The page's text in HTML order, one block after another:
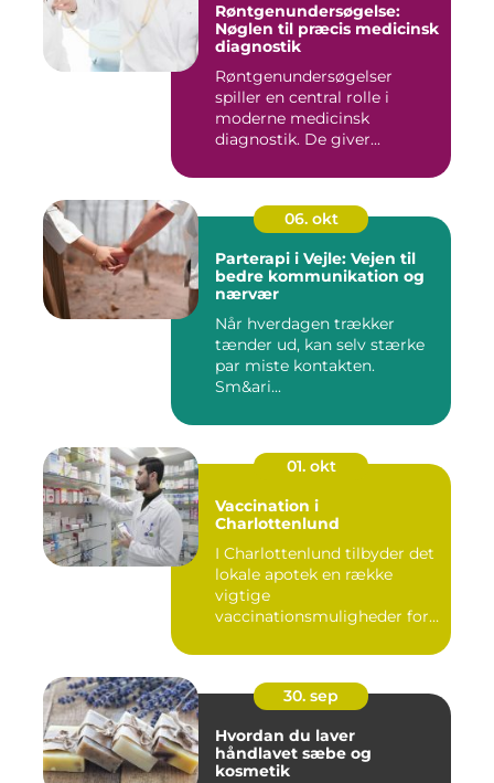
Røntgenundersøgelse:
Nøglen til præcis medicinsk
diagnostik
Røntgenundersøgelser
spiller en central rolle i
moderne medicinsk
diagnostik. De giver...
06. okt
Parterapi i Vejle: Vejen til
bedre kommunikation og
nærvær
Når hverdagen trækker
tænder ud, kan selv stærke
par miste kontakten.
Sm&ari...
01. okt
Vaccination i
Charlottenlund
I Charlottenlund tilbyder det
lokale apotek en række
vigtige
vaccinationsmuligheder for
30. sep
Hvordan du laver
håndlavet sæbe og
kosmetik